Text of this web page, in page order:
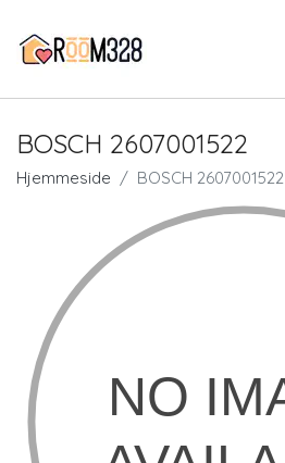
BOSCH 2607001522
Hjemmeside BOSCH 2607001522